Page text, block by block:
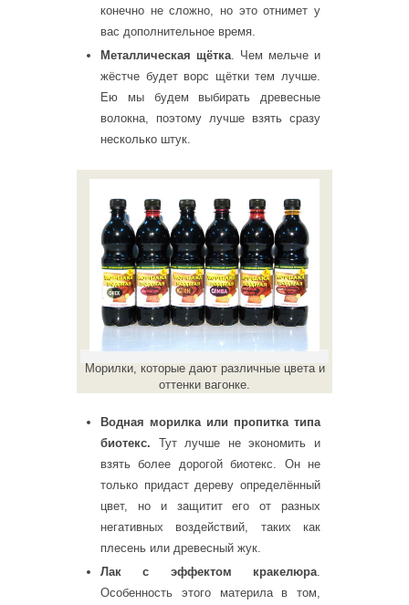
конечно не сложно, но это отнимет у
вас дополнительное время.
Металлическая щётка . Чем мельче и
жёстче будет ворс щётки тем лучше.
Ею мы будем выбирать древесные
волокна, поэтому лучше взять сразу
несколько штук.
Морилки, которые дают различные цвета и
оттенки вагонке.
Водная морилка или пропитка типа
биотекс. Тут лучше не экономить и
взять более дорогой биотекс. Он не
только придаст дереву определённый
цвет, но и защитит его от разных
негативных воздействий, таких как
плесень или древесный жук.
Лак с эффектом кракелюра
Особенность этого материла в том,